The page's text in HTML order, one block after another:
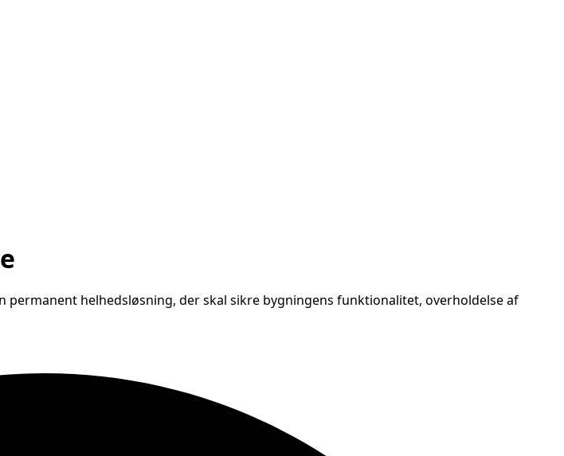
helhedsløsning, der skal sikre bygningens funktionalitet, overholdelse af